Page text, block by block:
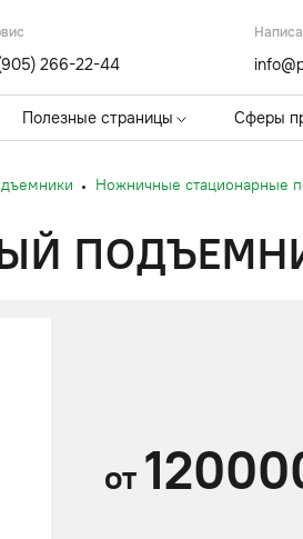
266-22-44
Полезные страницы Сферы
Ножничные стационарные
от